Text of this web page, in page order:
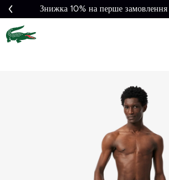
Знижка 10% на перше замовлення
Безкоштовна